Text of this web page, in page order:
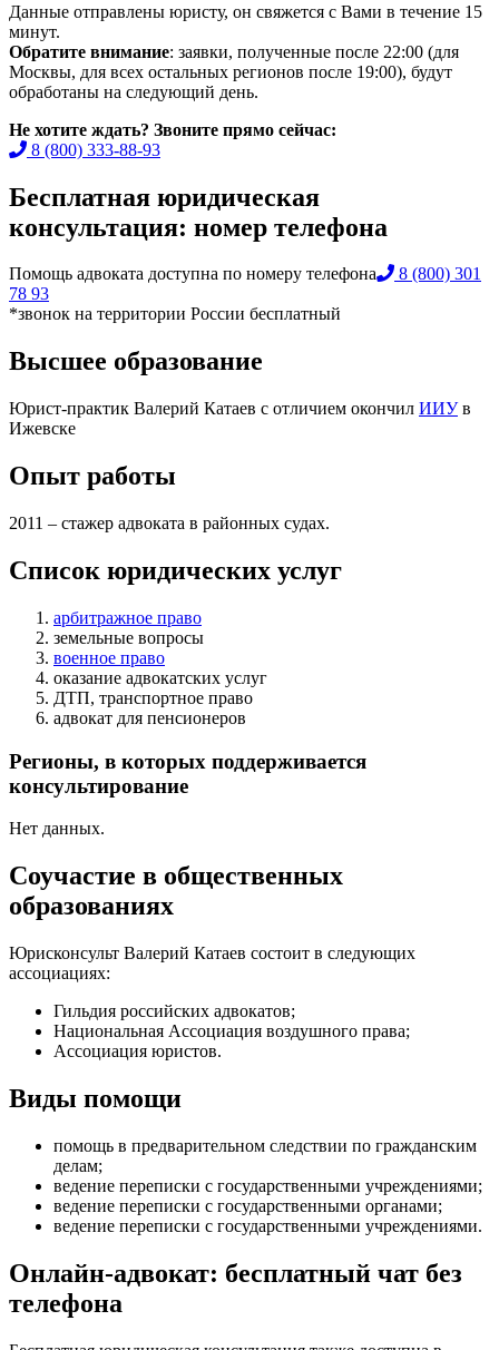
Данные отправлены юристу, он свяжется с Вами в течение 15
минут.
Обратите внимание: заявки, полученные после 22:00 (для
Москвы, для всех остальных регионов после 19:00), будут
обработаны на следующий день.
Не хотите ждать? Звоните прямо сейчас:
8 (800) 333-88-93
Бесплатная юридическая
консультация: номер телефона
Помощь адвоката доступна по номеру телефона
8 (800) 301
78 93
*звонок на территории России бесплатный
Высшее образование
Юрист-практик Валерий Катаев с отличием окончил ИИУв
Ижевске
Опыт работы
2011 – стажер адвоката в районных судах.
Список юридических услуг
арбитражное право
земельные вопросы
военное право
оказание адвокатских услуг
ДТП, транспортное право
адвокат для пенсионеров
Регионы, в которых поддерживается
консультирование
Нет данных.
Соучастие в общественных
образованиях
Юрисконсульт Валерий Катаев состоит в следующих
ассоциациях:
Гильдия российских адвокатов;
Национальная Ассоциация воздушного права;
Ассоциация юристов.
Виды помощи
помощь в предварительном следствии по гражданским
делам;
ведение переписки с государственными учреждениями;
ведение переписки с государственными органами;
ведение переписки с государственными учреждениями.
Онлайн-адвокат: бесплатный чат без
телефона